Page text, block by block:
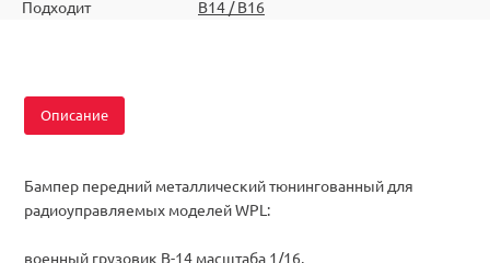
Подходит
B14 / B16
Описание
Бампер передний металлический тюнингованный для
радиоуправляемых моделей WPL:
военный грузовик B-14 масштаба 1/16,